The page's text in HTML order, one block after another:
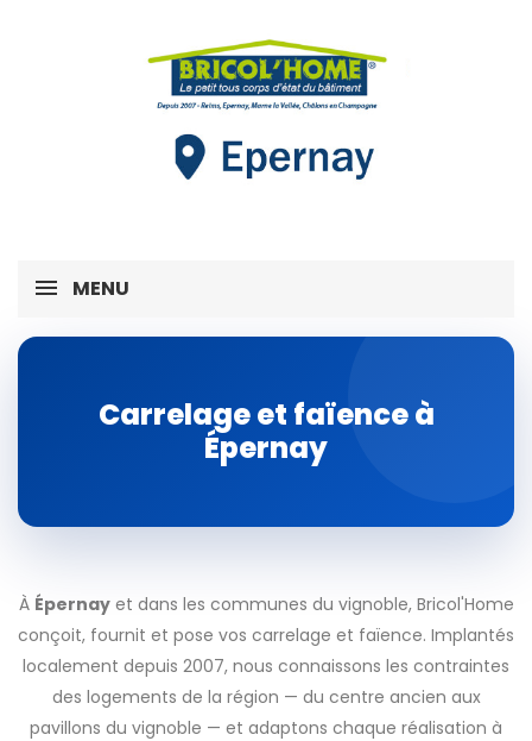
MENU
Carrelage et faïence à
Épernay
À Épernayet dans les communes du vignoble, Bricol'Home
conçoit, fournit et pose vos carrelage et faïence. Implantés
localement depuis 2007, nous connaissons les contraintes
des logements de la région — du centre ancien aux
pavillons du vignoble — et adaptons chaque réalisation à